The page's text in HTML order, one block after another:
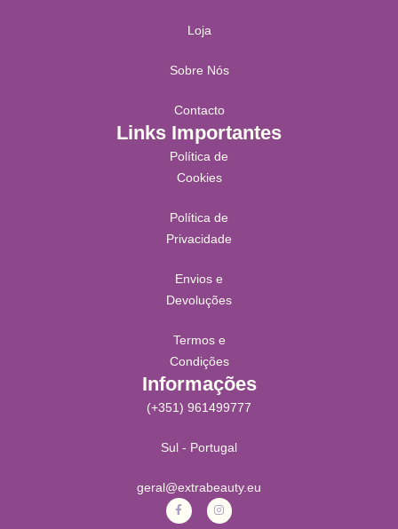
Loja
Sobre Nós
Contacto
Links Importantes
Política de
Cookies
Política de
Privacidade
Envios e
Devoluções
Termos e
Condições
Informações
(+351) 961499777
Sul - Portugal
geral@extrabeauty.eu